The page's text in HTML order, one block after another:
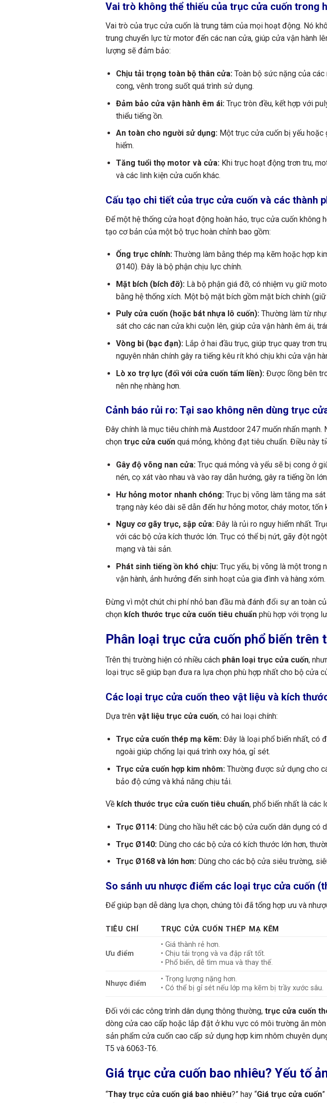
Vai trò không thể thiếu của trục cửa cuốn trong
Vai trò của trục cửa cuốn là trung tâm của mọi hoạt động. Nó
trung chuyển lực từ motor đến các nan cửa, giúp cửa vận hành
lượng sẽ đảm bảo:
Chịu tải trọng toàn bộ thân cửa:Toàn bộ sức nặng của
cong, vênh trong suốt quá trình sử dụng.
Đảm bảo cửa vận hành êm ái:Trục tròn đều, kết hợp với
thiểu tiếng ồn.
An toàn cho người sử dụng:Một trục cửa cuốn bị yếu hoặc
hiểm.
Tăng tuổi thọ motor và cửa:Khi trục hoạt động trơn tru,
và các linh kiện cửa cuốn khác.
Cấu tạo chi tiết của trục cửa cuốn và các thành
Để một hệ thống cửa hoạt động hoàn hảo, trục cửa cuốn không
tạo cơ bản của một bộ trục hoàn chỉnh bao gồm:
Ống trục chính:Thường làm bằng thép mạ kẽm hoặc hợp
Ø140). Đây là bộ phận chịu lực chính.
Mặt bích (bích đỡ):Là bộ phận giá đỡ, có nhiệm vụ giữ
bằng hệ thống xích. Một bộ mặt bích gồm mặt bích chính
Puly cửa cuốn (hoặc bát nhựa lô cuốn):Thường làm từ
sát cho các nan cửa khi cuộn lên, giúp cửa vận hành êm ái,
Vòng bi (bạc đạn):Lắp ở hai đầu trục, giúp trục quay trơn
nguyên nhân chính gây ra tiếng kêu rít khó chịu khi cửa vận
Lò xo trợ lực (đối với cửa cuốn tấm liền):Được lồng bên
nên nhẹ nhàng hơn.
Cảnh báo rủi ro: Tại sao không nên dùng trục
Đây chính là mục tiêu chính mà Austdoor 247 muốn nhấn
chọn trục cửa cuốn quá mỏng, không đạt tiêu chuẩn. Điều này
Gây độ võng nan cửa:Trục quá mỏng và yếu sẽ bị cong ở
nén, cọ xát vào nhau và vào ray dẫn hướng, gây ra tiếng ồn
Hư hỏng motor nhanh chóng:Trục bị võng làm tăng ma
trạng này kéo dài sẽ dẫn đến hư hỏng motor, cháy motor, tốn
Nguy cơ gãy trục, sập cửa:Đây là rủi ro nguy hiểm nhất.
với các bộ cửa kích thước lớn. Trục có thể bị nứt, gãy đột
mạng và tài sản.
Phát sinh tiếng ồn khó chịu:Trục yếu, bị võng là một trong
vận hành, ảnh hưởng đến sinh hoạt của gia đình và hàng xóm.
Đừng vì một chút chi phí nhỏ ban đầu mà đánh đổi sự an toàn
chọn kích thước trục cửa cuốn tiêu chuẩn phù hợp với trọng
Phân loại trục cửa cuốn phổ biến trên
Trên thị trường hiện có nhiều cách phân loại trục cửa cuốn,
loại trục sẽ giúp bạn đưa ra lựa chọn phù hợp nhất cho bộ cửa
Các loại trục cửa cuốn theo vật liệu và kích
Dựa trên vật liệu trục cửa cuốn, có hai loại chính:
Trục cửa cuốn thép mạ kẽm:Đây là loại phổ biến nhất, có
ngoài giúp chống lại quá trình oxy hóa, gỉ sét.
Trục cửa cuốn hợp kim nhôm:Thường được sử dụng cho
bảo độ cứng và khả năng chịu tải.
Về kích thước trục cửa cuốn tiêu chuẩn, phổ biến nhất là các
Trục Ø114:Dùng cho hầu hết các bộ cửa cuốn dân dụng có
Trục Ø140:Dùng cho các bộ cửa có kích thước lớn hơn,
Trục Ø168 và lớn hơn:Dùng cho các bộ cửa siêu trường,
So sánh ưu nhược điểm các loại trục cửa cuốn
Để giúp bạn dễ dàng lựa chọn, chúng tôi đã tổng hợp ưu và
TIÊU CHÍ TRỤC CỬA CUỐN THÉP MẠ KẼM
Ưu điểm
• Giá thành rẻ hơn.
• Chịu tải trọng và va đập rất tốt.
• Phổ biến, dễ tìm mua và thay thế.
Nhược điểm
• Trọng lượng nặng hơn.
• Có thể bị gỉ sét nếu lớp mạ kẽm bị trầy xước sâu.
Đối với các công trình dân dụng thông thường, trục cửa cuốn
dòng cửa cao cấp hoặc lắp đặt ở khu vực có môi trường ăn
sản phẩm cửa cuốn cao cấp sử dụng hợp kim nhôm chuyên
T5 và 6063-T6.
Giá trục cửa cuốn bao nhiêu? Yếu tố
“Thay trục cửa cuốn giá bao nhiêu?” hay “Giá trục cửa cuốn